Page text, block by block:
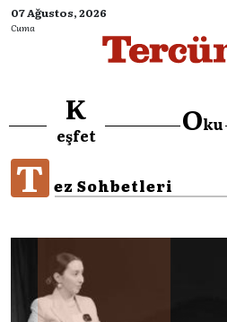
07 Ağustos, 2026
Cuma
K
eşfet Oku
T ez Sohbetleri